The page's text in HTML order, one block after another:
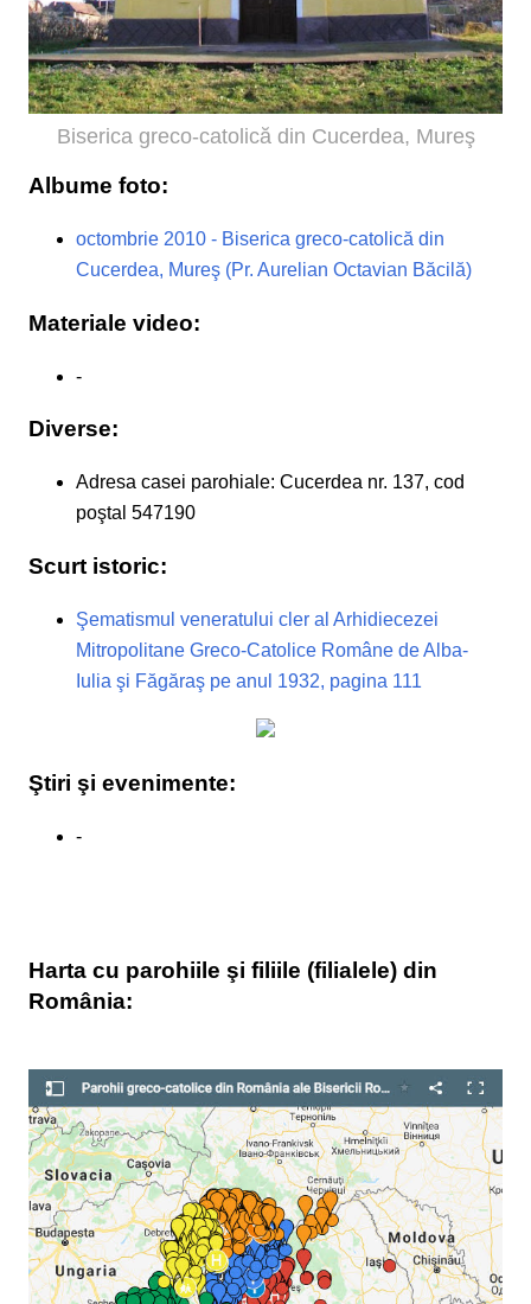
Biserica greco-catolică din Cucerdea, Mureş
Albume foto:
octombrie 2010 - Biserica greco-catolică din
Cucerdea, Mureş (Pr. Aurelian Octavian Băcilă)
Materiale video:
-
Diverse:
Adresa casei parohiale: Cucerdea nr. 137, cod
poştal 547190
Scurt istoric:
Şematismul veneratului cler al Arhidiecezei
Mitropolitane Greco-Catolice Române de Alba-
Iulia şi Făgăraş pe anul 1932, pagina 111
Ştiri şi evenimente:
-
Harta cu parohiile şi filiile (filialele) din
România: